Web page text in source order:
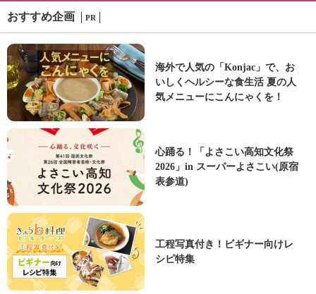
おすすめ企画 PR
海外で人気の「Konjac」で、お
いしくヘルシーな食生活 夏の人
気メニューにこんにゃくを！
心踊る！「よさこい高知文化祭
2026」in スーパーよさこい(原宿
表参道)
工程写真付き！ビギナー向けレ
シピ特集